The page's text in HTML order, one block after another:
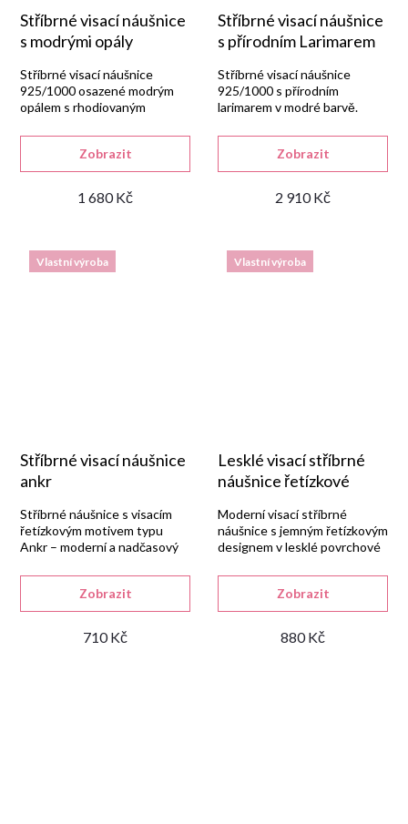
Stříbrné visací náušnice
s modrými opály
1 680 Kč
Zobrazit
Stříbrné visací náušnice
925/1000 osazené modrým
opálem s rhodiovaným
Stříbrné visací náušnice
s přírodním Larimarem
2 910 Kč
Zobrazit
Stříbrné visací náušnice
925/1000 s přírodním
larimarem v modré barvě.
Vlastní výroba
Stříbrné visací náušnice
ankr
710 Kč
Zobrazit
Stříbrné náušnice s visacím
řetízkovým motivem typu
Ankr – moderní a nadčasový
Vlastní výroba
Lesklé visací stříbrné
náušnice řetízkové
880 Kč
Zobrazit
Moderní visací stříbrné
náušnice s jemným řetízkovým
designem v lesklé povrchové